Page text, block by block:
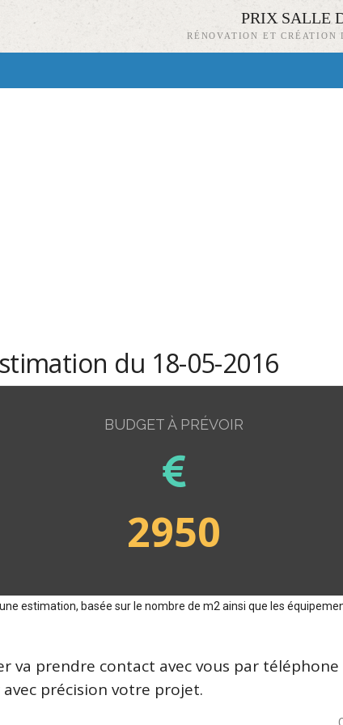
PRIX SALLE
RÉNOVATION ET CRÉATION
du 18-05-2016
BUDGET À PRÉVOIR
2950
estimation, basée sur le nombre de m2 ainsi que les
va prendre contact avec vous par
précision votre projet.